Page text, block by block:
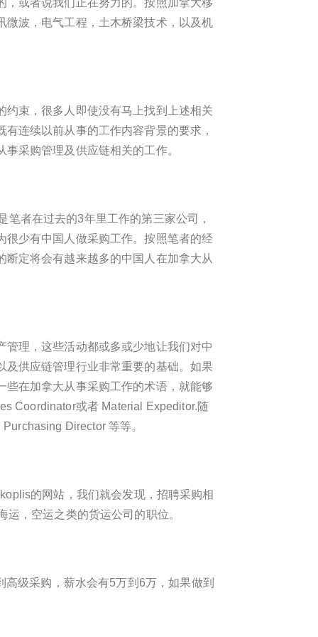
或者说我们正在努力的。按照加拿大移
波，电气工程，土木桥梁技术，以及机
束，很多人即使没有马上找到上述相关
连续以前从事的工作内容背景的要求，
采购管理及供应链相关的工作。
者在过去的3年里工作的第三家公司，
少有中国人做采购工作。按照笔者的经
定将会有越来越多的中国人在加拿大从
理，这些活动都或多或少地让我们对中
供应链管理行业非常重要的基础。如果
在加拿大从事采购工作的术语，就能够
Coordinator或者 Material Expeditor.随
Director 等等。
的网站，我们就会发现，招聘采购相
，空运之类的货运公司的职位。
级采购，薪水会有5万到6万，如果做到